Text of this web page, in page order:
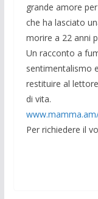
grande amore
che ha lasciato
morire a 22 anni
Un racconto a
sentimentalismo
restituire al
di vita.
Per richiedere il